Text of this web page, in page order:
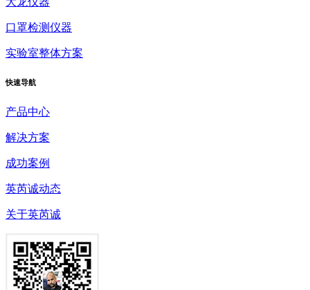
口罩检测仪器
实验室整体方案
快速导航
产品中心
解决方案
成功案例
英芮诚动态
关于英芮诚